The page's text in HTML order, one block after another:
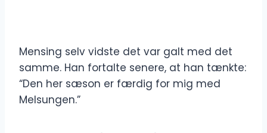
Mensing selv vidste det var galt med det
samme. Han fortalte senere, at han tænkte:
“Den her sæson er færdig for mig med
Melsungen.”